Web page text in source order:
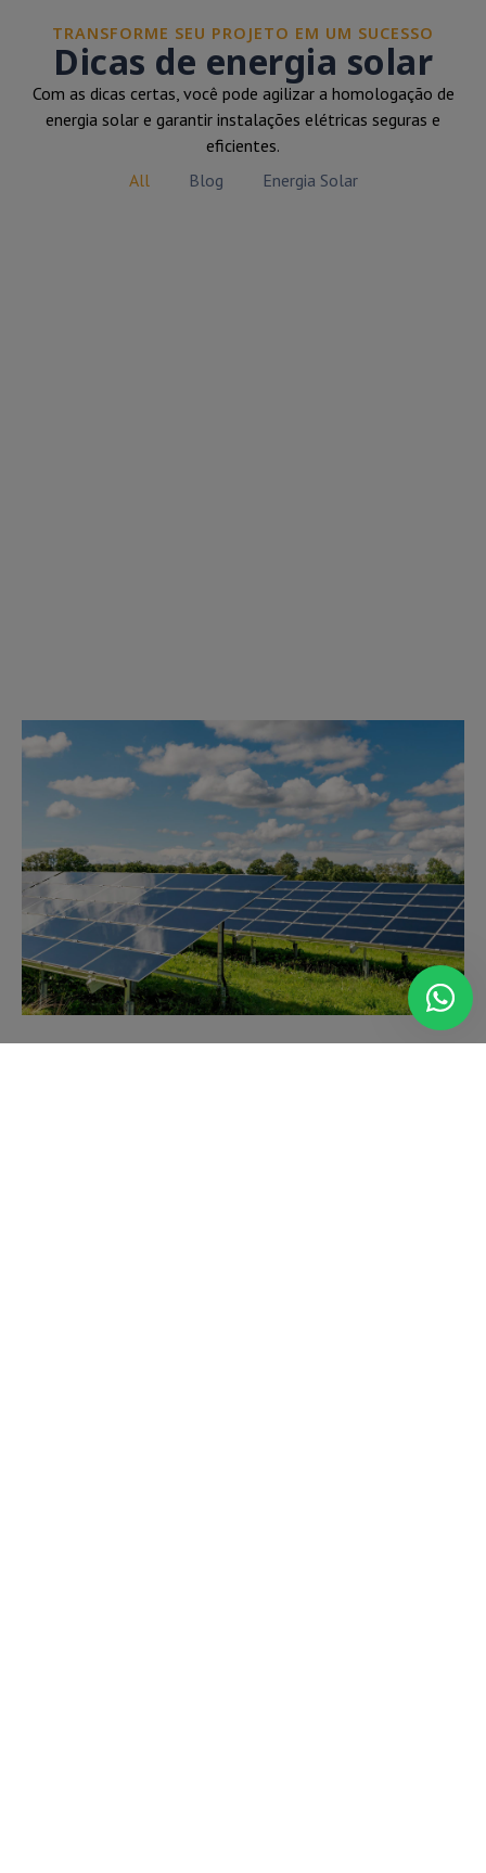
TRANSFORME SEU PROJETO EM UM SUCESSO
Dicas de energia solar
Com as dicas certas, você pode agilizar a homologação de
energia solar e garantir instalações elétricas seguras e
eficientes.
All
Blog Energia Solar